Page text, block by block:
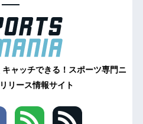
ャッチできる！スポーツ専門ニ
リース情報サイト